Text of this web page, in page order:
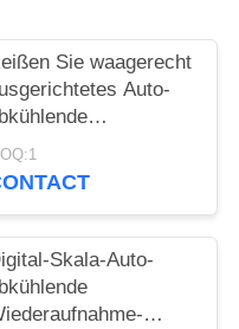
Sie waagerecht
Auto-
halb
Skala-Auto-